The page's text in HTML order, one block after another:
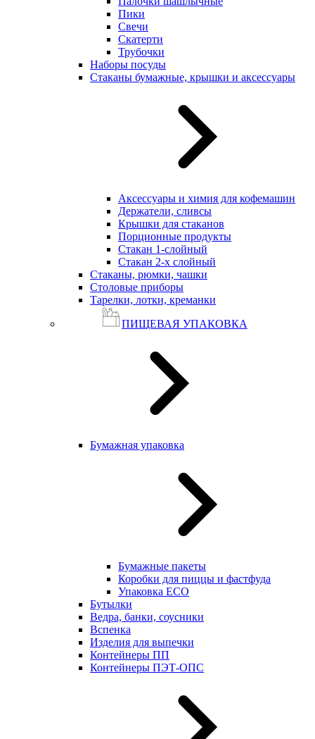
Пики
Свечи
Скатерти
Трубочки
Наборы посуды
Стаканы бумажные, крышки и аксессуары
Аксессуары и химия для кофемашин
Держатели, сливсы
Крышки для стаканов
Порционные продукты
Стакан 1-слойный
Стакан 2-х слойный
Стаканы, рюмки, чашки
Столовые приборы
Тарелки, лотки, креманки
ПИЩЕВАЯ УПАКОВКА
Бумажная упаковка
Бумажные пакеты
Коробки для пиццы и фастфуда
Упаковка ECO
Бутылки
Ведра, банки, соусники
Вспенка
Изделия для выпечки
Контейнеры ПП
Контейнеры ПЭТ-ОПС